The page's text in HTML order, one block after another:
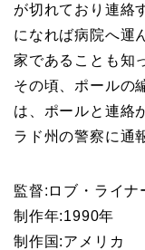
が切れており連絡
になれば病院へ運
家であることも知
その頃、ポールの
は、ポールと連絡
ラド州の警察に通
監督:ロブ・ライナ
制作年:1990年
制作国:アメリカ